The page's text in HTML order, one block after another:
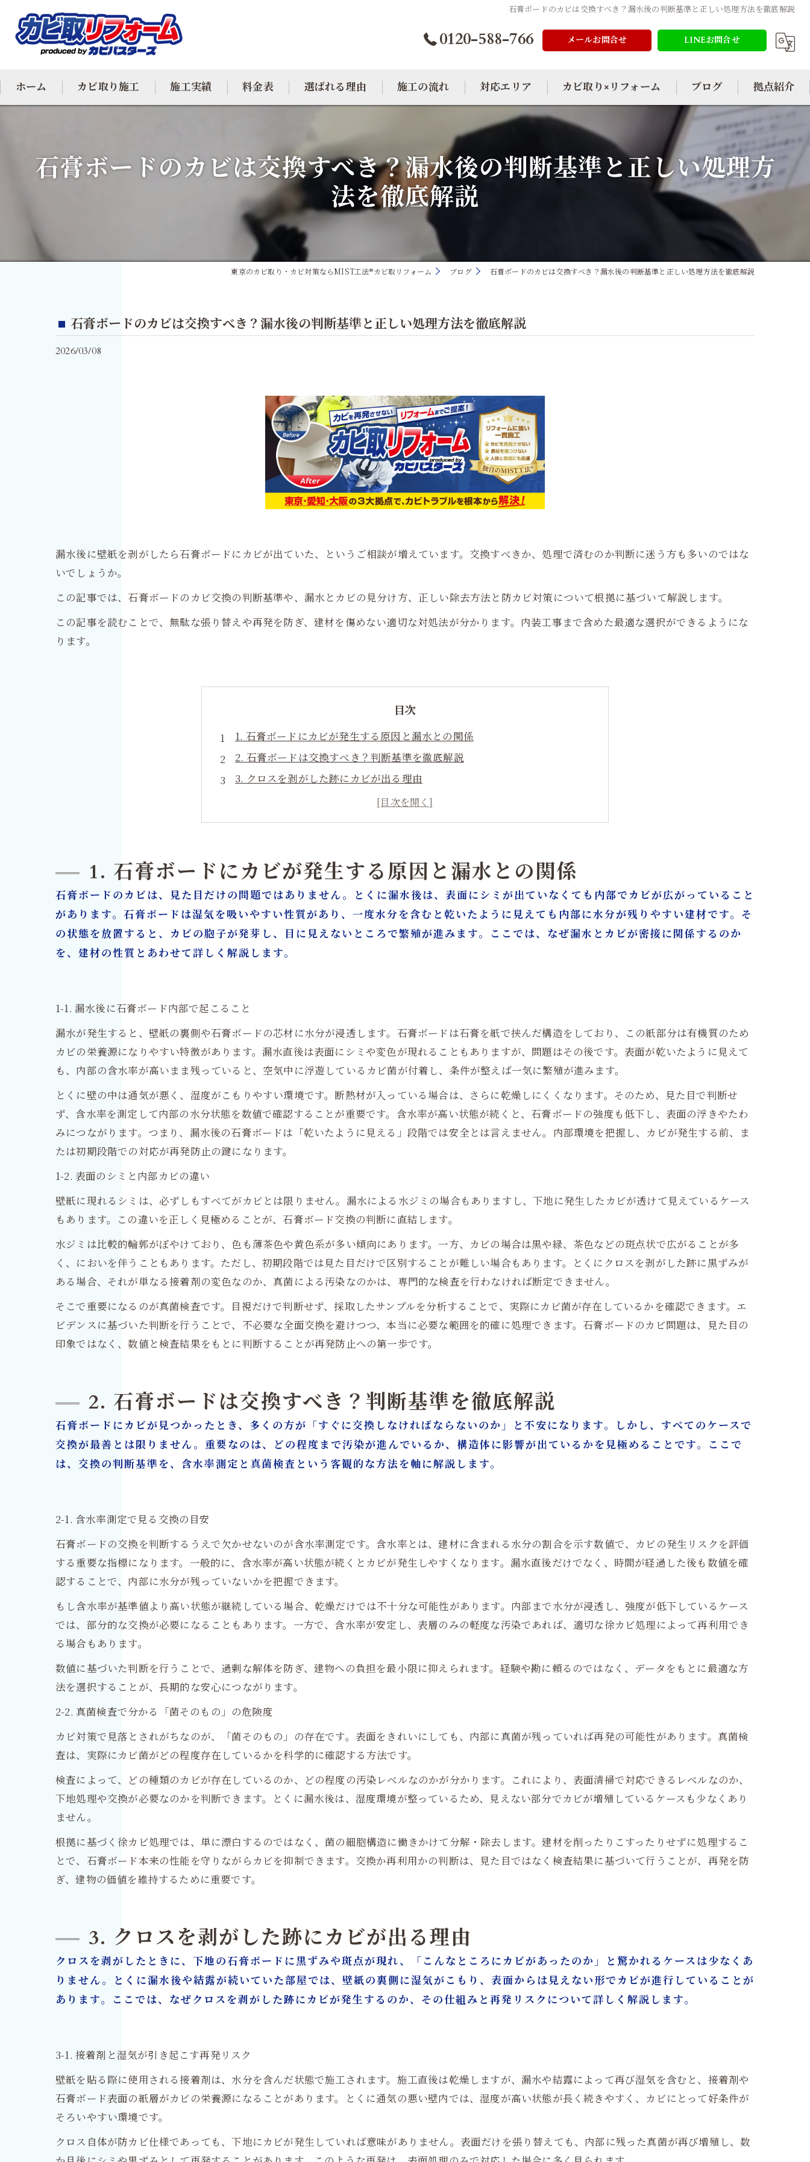
石膏ボードのカビは交換すべき？漏水後の判断基準と正しい処理方法を徹底解説
0120-588-766 メールお問合せ LINEお問合せ
ホーム カビ取り施工
カビ除去
施工実績 料金表 選ばれる理由 施工の流れ 対応エリア
大阪のカビ取り
東京のカビ取り
愛知のカビ取り
カビ取り×リフォーム ブログ 拠点紹介
石膏ボードのカビは交換すべき？漏水後の判断基準と正しい処理方
法を徹底解説
東京のカビ取り・カビ対策ならMIST工法®カビ取リフォーム ブログ 石膏ボードのカビは交換すべき？漏水後の判断基準と正しい処理方法を徹底解説
石膏ボードのカビは交換すべき？漏水後の判断基準と正しい処理方法を徹底解説
2026/03/08
漏水後に壁紙を剥がしたら石膏ボードにカビが出ていた、というご相談が増えています。交換すべきか、処理で済むのか判断に迷う方も多いのではな
いでしょうか。
この記事では、石膏ボードのカビ交換の判断基準や、漏水とカビの見分け方、正しい除去方法と防カビ対策について根拠に基づいて解説します。
この記事を読むことで、無駄な張り替えや再発を防ぎ、建材を傷めない適切な対処法が分かります。内装工事まで含めた最適な選択ができるようにな
ります。
目次
1. 石膏ボードにカビが発生する原因と漏水との関係
2. 石膏ボードは交換すべき？判断基準を徹底解説
3. クロスを剥がした跡にカビが出る理由
4. 漏水後のカビ判別方法と見逃してはいけないサイン
5. 漏水後の正しいカビ除去方法
7. 石膏ボード交換と内装工事のベストなタイミング
8. 戸建・マンション・ビルで異なるカビ対応
9. カビ除去とリフォームをワンストップで行うメリット
カビ取り・カビ対策はカビバスターズ大阪、カビ取リフォーム名古屋/東京へ
1. 石膏ボードにカビが発生する原因と漏水との関係
石膏ボードのカビは、見た目だけの問題ではありません。とくに漏水後は、表面にシミが出ていなくても内部でカビが広がっていること
があります。石膏ボードは湿気を吸いやすい性質があり、一度水分を含むと乾いたように見えても内部に水分が残りやすい建材です。そ
の状態を放置すると、カビの胞子が発芽し、目に見えないところで繁殖が進みます。ここでは、なぜ漏水とカビが密接に関係するのか
を、建材の性質とあわせて詳しく解説します。
1-1. 漏水後に石膏ボード内部で起こること
漏水が発生すると、壁紙の裏側や石膏ボードの芯材に水分が浸透します。石膏ボードは石膏を紙で挟んだ構造をしており、この紙部分は有機質のため
カビの栄養源になりやすい特徴があります。漏水直後は表面にシミや変色が現れることもありますが、問題はその後です。表面が乾いたように見えて
も、内部の含水率が高いまま残っていると、空気中に浮遊しているカビ菌が付着し、条件が整えば一気に繁殖が進みます。
とくに壁の中は通気が悪く、湿度がこもりやすい環境です。断熱材が入っている場合は、さらに乾燥しにくくなります。そのため、見た目で判断せ
ず、含水率を測定して内部の水分状態を数値で確認することが重要です。含水率が高い状態が続くと、石膏ボードの強度も低下し、表面の浮きやたわ
みにつながります。つまり、漏水後の石膏ボードは「乾いたように見える」段階では安全とは言えません。内部環境を把握し、カビが発生する前、ま
たは初期段階での対応が再発防止の鍵になります。
1-2. 表面のシミと内部カビの違い
壁紙に現れるシミは、必ずしもすべてがカビとは限りません。漏水による水ジミの場合もありますし、下地に発生したカビが透けて見えているケース
もあります。この違いを正しく見極めることが、石膏ボード交換の判断に直結します。
水ジミは比較的輪郭がぼやけており、色も薄茶色や黄色系が多い傾向にあります。一方、カビの場合は黒や緑、茶色などの斑点状で広がることが多
く、においを伴うこともあります。ただし、初期段階では見た目だけで区別することが難しい場合もあります。とくにクロスを剥がした跡に黒ずみが
ある場合、それが単なる接着剤の変色なのか、真菌による汚染なのかは、専門的な検査を行わなければ断定できません。
そこで重要になるのが真菌検査です。目視だけで判断せず、採取したサンプルを分析することで、実際にカビ菌が存在しているかを確認できます。エ
ビデンスに基づいた判断を行うことで、不必要な全面交換を避けつつ、本当に必要な範囲を的確に処理できます。石膏ボードのカビ問題は、見た目の
印象ではなく、数値と検査結果をもとに判断することが再発防止への第一歩です。
2. 石膏ボードは交換すべき？判断基準を徹底解説
石膏ボードにカビが見つかったとき、多くの方が「すぐに交換しなければならないのか」と不安になります。しかし、すべてのケースで
交換が最善とは限りません。重要なのは、どの程度まで汚染が進んでいるか、構造体に影響が出ているかを見極めることです。ここで
は、交換の判断基準を、含水率測定と真菌検査という客観的な方法を軸に解説します。
2-1. 含水率測定で見る交換の目安
石膏ボードの交換を判断するうえで欠かせないのが含水率測定です。含水率とは、建材に含まれる水分の割合を示す数値で、カビの発生リスクを評価
する重要な指標になります。一般的に、含水率が高い状態が続くとカビが発生しやすくなります。漏水直後だけでなく、時間が経過した後も数値を確
認することで、内部に水分が残っていないかを把握できます。
もし含水率が基準値より高い状態が継続している場合、乾燥だけでは不十分な可能性があります。内部まで水分が浸透し、強度が低下しているケース
では、部分的な交換が必要になることもあります。一方で、含水率が安定し、表層のみの軽度な汚染であれば、適切な徐カビ処理によって再利用でき
る場合もあります。
数値に基づいた判断を行うことで、過剰な解体を防ぎ、建物への負担を最小限に抑えられます。経験や勘に頼るのではなく、データをもとに最適な方
法を選択することが、長期的な安心につながります。
2-2. 真菌検査で分かる「菌そのもの」の危険度
カビ対策で見落とされがちなのが、「菌そのもの」の存在です。表面をきれいにしても、内部に真菌が残っていれば再発の可能性があります。真菌検
査は、実際にカビ菌がどの程度存在しているかを科学的に確認する方法です。
検査によって、どの種類のカビが存在しているのか、どの程度の汚染レベルなのかが分かります。これにより、表面清掃で対応できるレベルなのか、
下地処理や交換が必要なのかを判断できます。とくに漏水後は、湿度環境が整っているため、見えない部分でカビが増殖しているケースも少なくあり
ません。
根拠に基づく徐カビ処理では、単に漂白するのではなく、菌の細胞構造に働きかけて分解・除去します。建材を削ったりこすったりせずに処理するこ
とで、石膏ボード本来の性能を守りながらカビを抑制できます。交換か再利用かの判断は、見た目ではなく検査結果に基づいて行うことが、再発を防
ぎ、建物の価値を維持するために重要です。
3. クロスを剥がした跡にカビが出る理由
クロスを剥がしたときに、下地の石膏ボードに黒ずみや斑点が現れ、「こんなところにカビがあったのか」と驚かれるケースは少なくあ
りません。とくに漏水後や結露が続いていた部屋では、壁紙の裏側に湿気がこもり、表面からは見えない形でカビが進行していることが
あります。ここでは、なぜクロスを剥がした跡にカビが発生するのか、その仕組みと再発リスクについて詳しく解説します。
3-1. 接着剤と湿気が引き起こす再発リスク
壁紙を貼る際に使用される接着剤は、水分を含んだ状態で施工されます。施工直後は乾燥しますが、漏水や結露によって再び湿気を含むと、接着剤や
石膏ボード表面の紙層がカビの栄養源になることがあります。とくに通気の悪い壁内では、湿度が高い状態が長く続きやすく、カビにとって好条件が
そろいやすい環境です。
クロス自体が防カビ仕様であっても、下地にカビが発生していれば意味がありません。表面だけを張り替えても、内部に残った真菌が再び増殖し、数